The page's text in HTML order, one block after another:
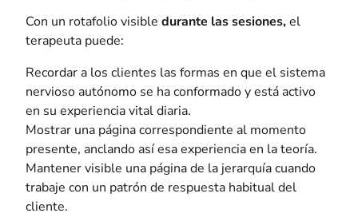
Con un rotafolio visible durante las sesiones,el
terapeuta puede:
Recordar a los clientes las formas en que el sistema
nervioso autónomo se ha conformado y está activo
en su experiencia vital diaria.
Mostrar una página correspondiente al momento
presente, anclando así esa experiencia en la teoría.
Mantener visible una página de la jerarquía cuando
trabaje con un patrón de respuesta habitual del
cliente.